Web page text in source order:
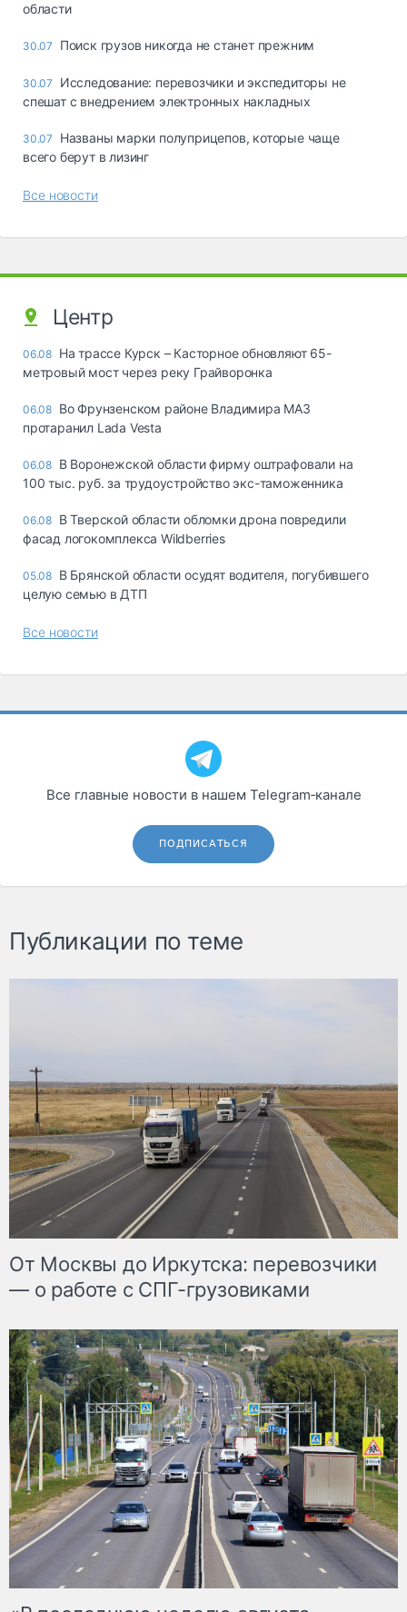
области
30.07 Поиск грузов никогда не станет прежним
30.07
Исследование: перевозчики и экспедиторы не
спешат с внедрением электронных накладных
30.07
Названы марки полуприцепов, которые чаще
всего берут в лизинг
Все новости
Центр
06.08 На трассе Курск – Касторное обновляют 65-
метровый мост через реку Грайворонка
06.08 Во Фрунзенском районе Владимира МАЗ
протаранил Lada Vesta
06.08 В Воронежской области фирму оштрафовали на
100 тыс. руб. за трудоустройство экс-таможенника
06.08 В Тверской области обломки дрона повредили
фасад логокомплекса Wildberries
05.08 В Брянской области осудят водителя, погубившего
целую семью в ДТП
Все новости
Все главные новости в нашем Telegram‑канале
ПОДПИСАТЬСЯ
Публикации по теме
От Москвы до Иркутска: перевозчики
— о работе с СПГ-грузовиками